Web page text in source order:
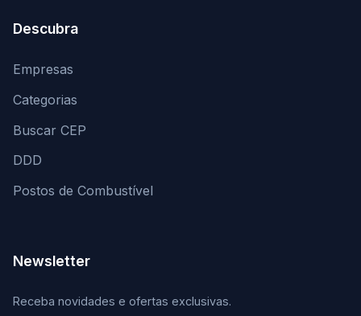
Descubra
Empresas
Categorias
Buscar CEP
DDD
Postos de Combustível
Newsletter
Receba novidades e ofertas exclusivas.